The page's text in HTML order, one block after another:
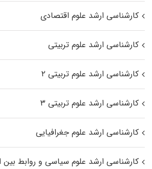
کارشناسی ارشد علوم اقتصادی
کارشناسی ارشد علوم تربیتی
کارشناسی ارشد علوم تربیتی ۲
کارشناسی ارشد علوم تربیتی ۳
کارشناسی ارشد علوم جغرافیایی
کارشناسی ارشد علوم سیاسی و روابط بین